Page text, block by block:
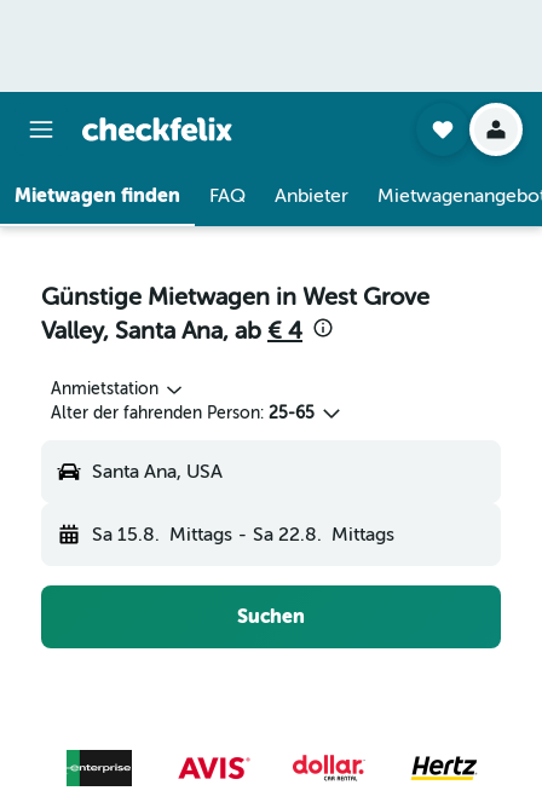
Mietwagen finden FAQ Anbieter
Günstige Mietwagen in West Grove
Valley, Santa Ana, ab € 4
Anmietstation
Alter der fahrenden Person: 25-65
Santa Ana, USA
Sa 15.8. Mittags - Sa 22.8. Mittags
Suchen